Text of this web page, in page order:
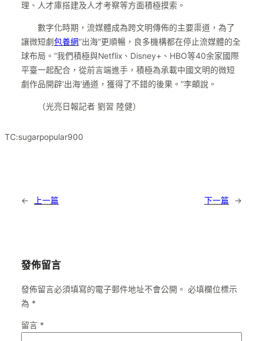
理、人才庫搭建及人才考察等方面積極摸索。
數字化時期，流媒體成為跨文明傳佈的主要渠道，為了
讓微短劇包養網“出海”更順暢，良多機構都在停止流媒體的全
球布局。“我們積極與Netflix、Disney+、HBO等40余家國際
平臺一起配合，從前言端進手，積極為承載中國文明的微短
劇作品開辟‘出海’通道，獲得了不錯的後果。”李頔說。
（光亮日報記者 劉習 陸健）
TC:sugarpopular900
← 上一篇 下一篇 →
發佈留言
發佈留言必須填寫的電子郵件地址不會公開。 必填欄位標示
為 *
留言 *